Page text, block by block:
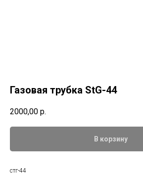
Газовая трубка StG-44
2000,00 р.
В корзину
стг-44